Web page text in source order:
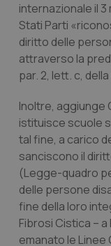
internazionale il 3
Stati Parti
diritto delle
attraverso la
par. 2, lett. c,
Inoltre, aggiunge
istituisce scuole
tal fine, a carico
sanciscono il
(Legge-quadro
delle persone
fine della loro
Fibrosi Cistica –
emanato le